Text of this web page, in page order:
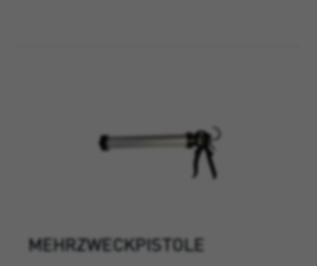
MEHRZWECKPISTOLE